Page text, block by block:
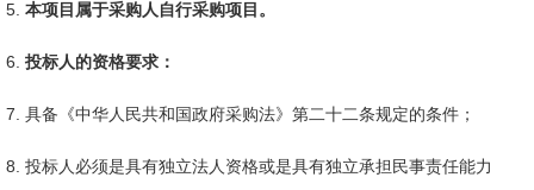
本项目属于采购人自行采购项目。
投标人的资格要求：
具备《中华人民共和国政府采购法》第二十二条规定的条件；
投标人必须是具有独立法人资格或是具有独立承担民事责任能力